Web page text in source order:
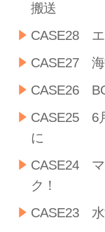
搬送
CASE28 エ
CASE27 海
CASE26
CASE25 6
に
CASE24 マ
ク！
CASE23 水